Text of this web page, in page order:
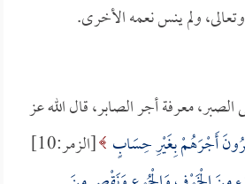
ولم ينس نعمه الأخرى.
معرفة أجر الصابر، قال الله عز
أَجْرَهُمْ بِغَيْرِ حِسَابٍ
[الزمر:10]